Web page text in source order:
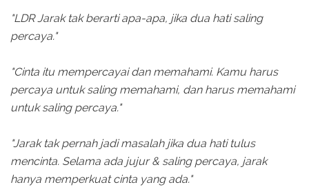
"LDR Jarak tak berarti apa-apa, jika dua hati saling
percaya."
"Cinta itu mempercayai dan memahami. Kamu harus
percaya untuk saling memahami, dan harus memahami
untuk saling percaya."
"Jarak tak pernah jadi masalah jika dua hati tulus
mencinta. Selama ada jujur & saling percaya, jarak
hanya memperkuat cinta yang ada."